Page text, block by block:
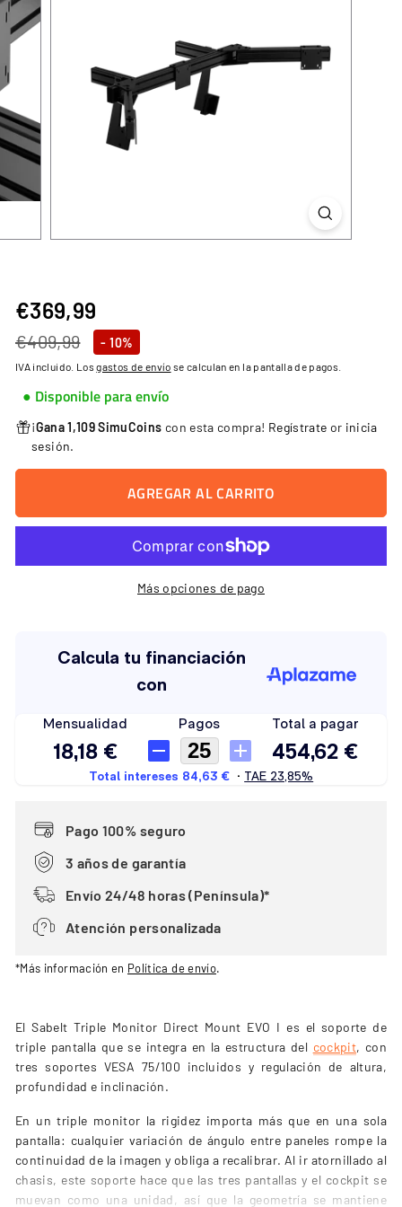
Precio
habitual
€409,99€409,99
Precio
de
oferta
€369,99
- 10%
IVA incluido. Losgastos de envío se calculan en la pantalla de pagos.
● Disponible para envío
¡Gana 1,109 SimuCoins con esta compra! Regístrate or inicia
sesión.
AGREGAR AL CARRITO
Más opciones de pago
Pago 100% seguro
3 años de garantía
Envío 24/48 horas (Península)*
Atención personalizada
*Más información en Política de envío.
El Sabelt Triple Monitor Direct Mount EVO I es el soporte de
triple pantalla que se integra en la estructura del cockpit, con
tres soportes VESA 75/100 incluidos y regulación de altura,
profundidad e inclinación.
En un triple monitor la rigidez importa más que en una sola
pantalla: cualquier variación de ángulo entre paneles rompe la
continuidad de la imagen y obliga a recalibrar. Al ir atornillado al
chasis, este soporte hace que las tres pantallas y el cockpit se
muevan como una unidad, así que la geometría se mantiene